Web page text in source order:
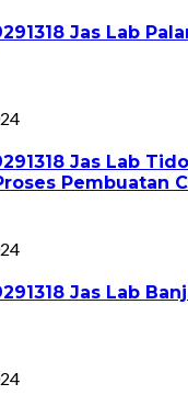
Jas Lab
Jas Lab
Pembuatan
Jas Lab